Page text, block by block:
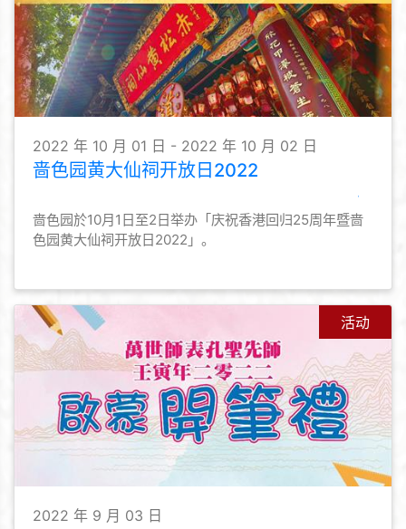
2022 年 10 月 01 日 - 2022 年 10 月 02 日
啬色园黄大仙祠开放日2022
啬色园於10月1日至2日举办「庆祝香港回归25周年暨啬
色园黄大仙祠开放日2022」。
活动
2022 年 9 月 03 日